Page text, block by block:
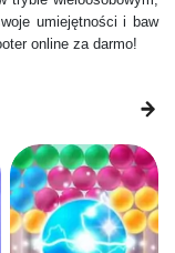
umiejętności i baw
online za darmo!